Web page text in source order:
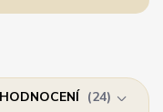
HODNOCENÍ
24